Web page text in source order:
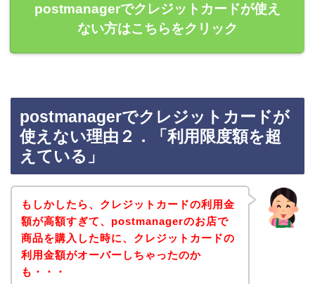
postmanagerでクレジットカードが使え
ない方はこちらをクリック
postmanagerでクレジットカードが
使えない理由２．「利用限度額を超
えている」
もしかしたら、クレジットカードの利用金
額が高額すぎて、postmanagerのお店で
商品を購入した時に、クレジットカードの
利用金額がオーバーしちゃったのか
も・・・